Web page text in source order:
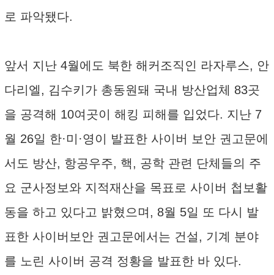
로 파악됐다.
앞서 지난 4월에도 북한 해커조직인 라자루스, 안
다리엘, 김수키가 총동원돼 국내 방산업체 83곳
을 공격해 10여곳이 해킹 피해를 입었다. 지난 7
월 26일 한·미·영이 발표한 사이버 보안 권고문에
서도 방산, 항공우주, 핵, 공학 관련 단체들의 주
요 군사정보와 지적재산을 목표로 사이버 첩보활
동을 하고 있다고 밝혔으며, 8월 5일 또 다시 발
표한 사이버보안 권고문에서는 건설, 기계 분야
를 노린 사이버 공격 정황을 발표한 바 있다.